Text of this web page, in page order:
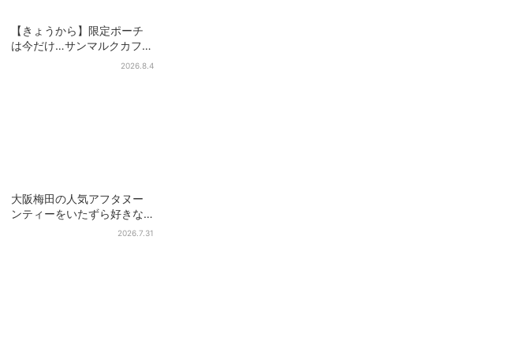
【きょうから】限定ポーチ
は今だけ…サンマルクカフェ
初の「夏福袋」、実質無料
2026.8.4
大阪梅田の人気アフタヌー
ンティーをいたずら好きな
「リトルミイ」がジャッ2026.7.31